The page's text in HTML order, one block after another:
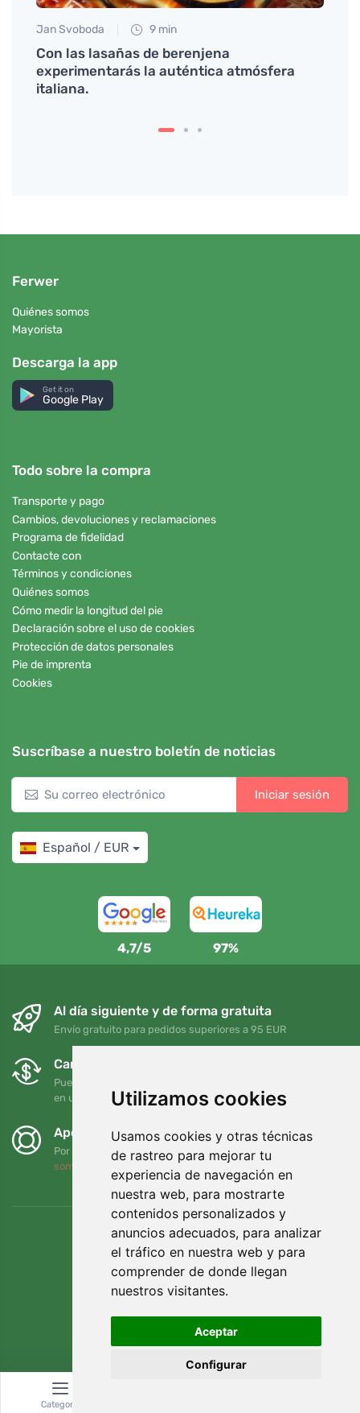
Utilizamos cookies
Usamos cookies y otras técnicas
de rastreo para mejorar tu
experiencia de navegación en
nuestra web, para mostrarte
contenidos personalizados y
anuncios adecuados, para analizar
el tráfico en nuestra web y para
comprender de donde llegan
nuestros visitantes.
Aceptar
Configurar
Jan Svoboda 9 min
Con las lasañas de berenjena
experimentarás la auténtica atmósfera
italiana.
Ferwer
Quiénes somos
Mayorista
Descarga la app
Get it on
Google Play
Todo sobre la compra
Transporte y pago
Cambios, devoluciones y reclamaciones
Programa de fidelidad
Contacte con
Términos y condiciones
Quiénes somos
Cómo medir la longitud del pie
Declaración sobre el uso de cookies
Protección de datos personales
Pie de imprenta
Cookies
Suscríbase a nuestro boletín de noticias
Iniciar sesión
Español / EUR
4,7/5 97%
Al día siguiente y de forma gratuita
Envío gratuito para pedidos superiores a 95 EUR
Cambios y devoluciones gratuitos
Puede devolver o cambiar su pedido en cualquier momento
en un plazo de 90 días
Apoyamos a Trees.org
Por cada pedido plantamos un árbol. Leer más
somos
Categoría